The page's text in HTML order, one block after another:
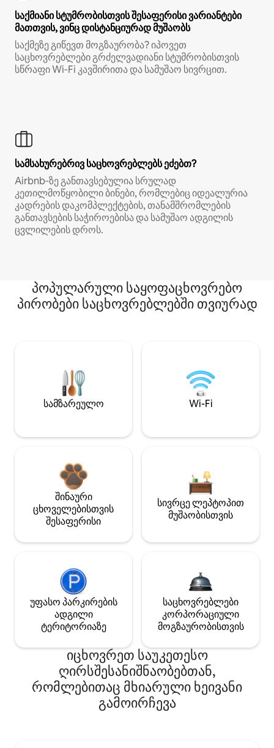
საქმიანი სტუმრობისთვის შესაფერისი ვარიანტები
მათთვის, ვინც დისტანციურად მუშაობს
საქმეზე გიწევთ მოგზაურობა? იპოვეთ
საცხოვრებლები გრძელვადიანი სტუმრობისთვის
სწრაფი Wi‑Fi კავშირითა და სამუშაო სივრცით.
სამსახურებრივ საცხოვრებლებს ეძებთ?
Airbnb‑ზე განთავსებულია სრულად
კეთილმოწყობილი ბინები, რომლებიც იდეალურია
კადრების დაკომპლექტების, თანამშრომლების
განთავსების საჭიროებისა და სამუშაო ადგილის
ცვლილების დროს.
პოპულარული საყოფაცხოვრებო
პირობები საცხოვრებლებში თვიურად
სამზარეულო Wi-Fi
შინაური
ცხოველებისთვის
შესაფერისი
სივრცე ლეპტოპით
მუშაობისთვის
უფასო პარკირების
ადგილი
ტერიტორიაზე
საცხოვრებლები
კორპორაციული
მოგზაურობისთვის
იცხოვრეთ საუკეთესო
ღირსშესანიშნაობებთან,
რომლებითაც მხიარული ხეივანი
გამოირჩევა